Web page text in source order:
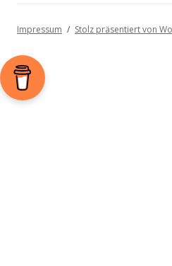
Impressum Stolz präsentiert von